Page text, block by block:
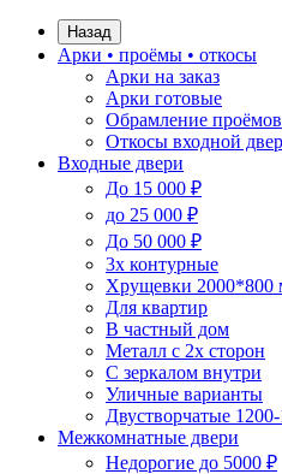
Назад
Арки • проёмы • откосы
Арки на заказ
Арки готовые
Обрамление проёмов
Откосы входной
Входные двери
До 15 000 ₽
до 25 000 ₽
До 50 000 ₽
3х контурные
Хрущевки 2000*800
Для квартир
В частный дом
Металл с 2х сторон
С зеркалом внутри
Уличные варианты
Двустворчатые
Межкомнатные двери
Недорогие до 5000 ₽